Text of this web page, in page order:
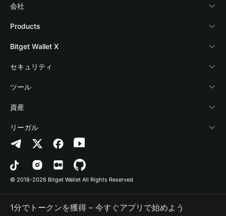
会社
Bitget Walletについて
ブログ
アカデミー
暗号資産ニュース
Help Center
お問い合わせ
ブランドリソース
キャリア
Products
Crypto Card
Stablecoin Earn
Payfi Crypto
Crypto Swap API
Altcoin Season Index
Prediction Markets
DApp
RWA
Bitget Wallet X
デベロッパー
ウォレットを接続
Bitget Wallet Pay
プロジェクトを掲載
セキュリティ
保護基金
セキュリティ技術
ツール
暗号資産を購入
認証検出
コントラクト検出
一括送金
資産
Arbitrum
Avalanche
Bitcoin
Polygon
リーガル
プライバシーポリシー
利用規約
© 2018-2026 Bitget Wallet All Rights Reserved
1分でトークンを獲得 – 今すぐアプリで始めよう